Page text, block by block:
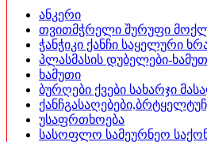
ანკერი
თვითმჭრელი შურუფი
ჭანჭიკი ქანჩი საყელური
პლასმასის დუბელები-
ხამუთი
ბურღები ქვები სახარჯი
უსაფრთხოება
სასოფლო სამეურნეო